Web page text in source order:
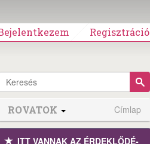
Regisztráció
ROVATOK Címlap
ITT VANNAK AZ ÉRDEK­LŐDÉ­